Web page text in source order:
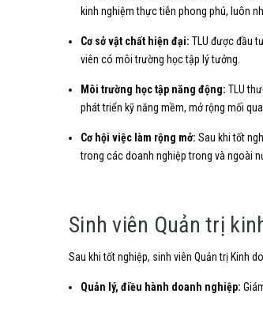
kinh nghiệm thực tiễn phong phú, luôn
Cơ sở vật chất hiện đại: TLU được đầu
viên có môi trường học tập lý tưởng.
Môi trường học tập năng động: TLU
phát triển kỹ năng mềm, mở rộng mối
Cơ hội việc làm rộng mở: Sau khi tốt
trong các doanh nghiệp trong và ngoài
Sinh viên Quản trị
Sau khi tốt nghiệp, sinh viên Quản trị Kinh
Quản lý, điều hành doanh nghiệp: